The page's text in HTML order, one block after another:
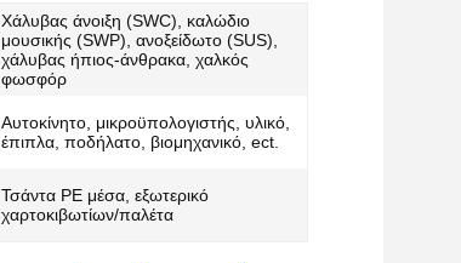
Χάλυβας άνοιξη (SWC), καλώδιο
μουσικής (SWP), ανοξείδωτο (SUS),
χάλυβας ήπιος-άνθρακα, χαλκός
φωσφόρ
Αυτοκίνητο, μικροϋπολογιστής, υλικό,
έπιπλα, ποδήλατο, βιομηχανικό, ect.
Τσάντα PE μέσα, εξωτερικό
χαρτοκιβωτίων/παλέτα